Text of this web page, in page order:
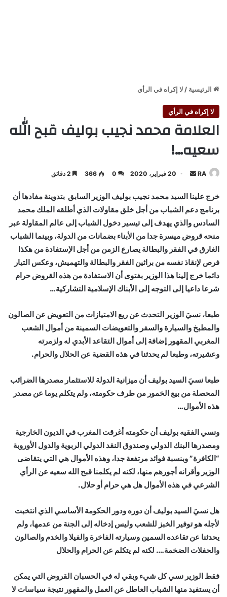
الرئيسية / لا إكراه في الرأي
لا إكراه في الرأي
العلامة محمد نجيب بوليف قبح الله
سعيه…!
RA
أرسل
إلكترونيا
20 فبراير، 2020 0
366
خرج علينا السيد محمد نجيب بوليف الوزير السابق بتدوينة مفادها أن
برنامج دعم الشباب من أجل خلق مقاولات الذي أطلقه الملك محمد
السادس والذي يهدف إلى تيسير دخول الشباب إلى عالم المقاولة عبر
منحه قروض ميسرة جدا من الأبناء بضمانات من الدولة، وبينما الشباب
الغارق في الفقر والبطالة يصارع الزمن من أجل الإستفادة من هكذا
فرص لإنقاذ نفسه من براثين الفقر والبطالة والتهميش، وعكس التيار
دائما خرج إلينا هذا الوزير بفتوى أن الاستفادة من هذه القروض حرام
شرعا داعيا إلى التوجه إلى الأبناك الإسلامية التشاركية…
طبعا، نسيَ الوزير التحدث عن ريع الامتيازات من التعويض عن الصالون
والمطبخ والسيارة والسفر والتعويضات السمينة من أموال الشعب
المغربي المقهور إضافة إلى أموال التقاعد الأبدي له ولزمرته
وعشيرته، وطبعا لم يحدثنا في هذه القضية عن الحلال والحرام.
طبعا نسيَ السيد بوليف أن ميزانية الدولة للاستثمار مصدرها الضرائب
المحصلة من بيع الخمور من طرف حكومته، ولم يتكلم يوما عن مصدر
هذه الأموال…
ونسي الفقيه بوليف أن حكومته أغرقت المغرب في الديون الخارجية
ومصدرها البنك الدولي وصندوق النقد الدولي الربوية والدول الأوروبة
“الكافرة” وبنسبة فوائد مرتفعة جدا، وهذه الأموال هي التي يتقاضى
الوزير وأقرانه أجورهم منها، لكنه لم يكلمنا قبح الله سعيه عن الرأي
الشرعي في هذه الأموال هل هي حرام أو حلال.
هل نسيَ السيد بوليف أن دوره ودور الحكومة الأساسي الذي انتخبت
لأجله هو توفير الخبز للشعب وليس إدخاله إلى الجنة من عدمها، ولم
يحدثنا عن تقاعده السمين وسيارته الفاخرة والفيلا والخدم والصالون
والحفلات الضخمة…. لكنه لم يتكلم عن الحرام والحلال
فقط الوزير نسي كل شيء وبقي له في الحسبان القروض التي يمكن
أن يستفيد منها الشباب العاطل عن العمل والمقهور نتيجة سياسات لا